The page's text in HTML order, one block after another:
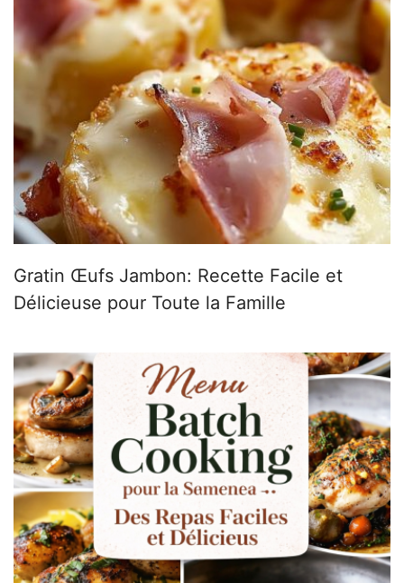
Gratin Œufs Jambon: Recette Facile et
Délicieuse pour Toute la Famille